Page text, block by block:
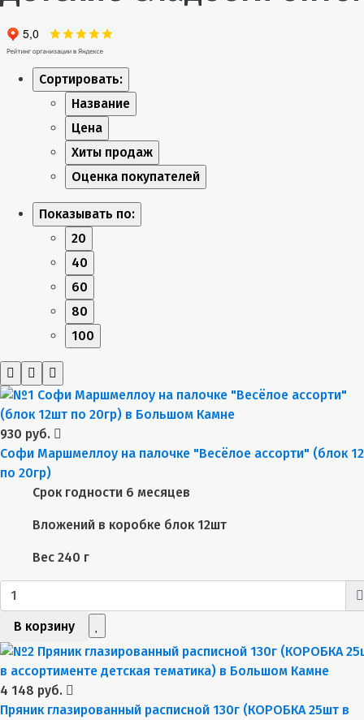
Сортировать:
Название
Цена
Хиты продаж
Оценка покупателей
Показывать по:
20
40
60
80
100
930 руб.
Софи Маршмеллоу на палочке "Весёлое ассорти" (блок
по 20гр)
Срок годности 6 месяцев
Вложений в коробке блок 12шт
Вес 240 г
В корзину
4 148 руб.
Пряник глазированный расписной 130г (КОРОБКА 25шт в